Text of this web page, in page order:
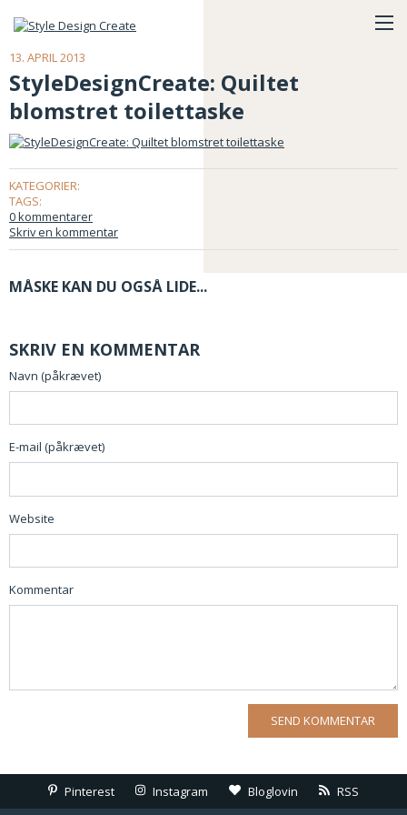
13. APRIL 2013
StyleDesignCreate: Quiltet
blomstret toilettaske
KATEGORIER:
TAGS:
0 kommentarer
Skriv en kommentar
MÅSKE KAN DU OGSÅ LIDE...
SKRIV EN KOMMENTAR
Navn (påkrævet)
E-mail (påkrævet)
Website
Kommentar
Pinterest Instagram Bloglovin RSS